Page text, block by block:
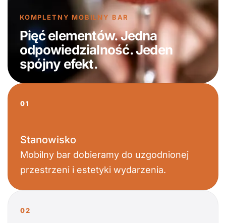
KOMPLETNY MOBILNY BAR
Pięć elementów. Jedna
odpowiedzialność. Jeden
spójny efekt.
01
Stanowisko
Mobilny bar dobieramy do uzgodnionej
przestrzeni i estetyki wydarzenia.
02